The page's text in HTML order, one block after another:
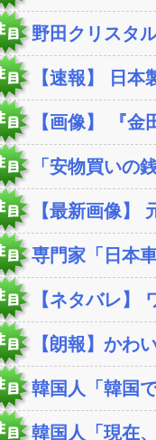
野田クリスタ
【速報】 日
【画像】 『
「安物買いの
【最新画像】
専門家「日本
【ネタバレ】
【朗報】かわ
韓国人「韓国
韓国人「現在